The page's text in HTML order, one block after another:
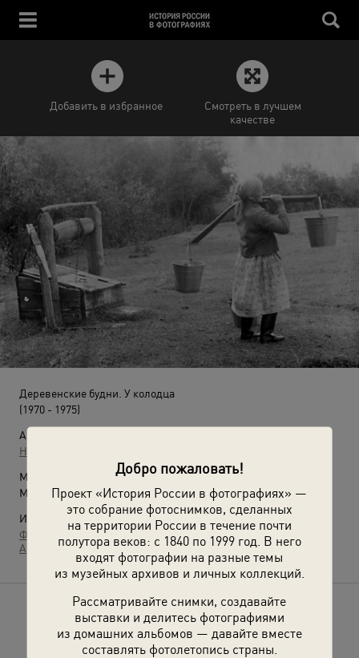
Добро пожаловать!
Проект «История России в фотографиях» —
это собрание фотоснимков, сделанных
на территории России в течение почти
полутора веков: с 1840 по 1999 год. В него
входят фотографии на разные темы
из музейных архивов и личных коллекций.
Рассматривайте снимки, создавайте
выставки и делитесь фотографиями
из домашних альбомов — давайте вместе
составлять фотолетопись страны.
Добавить в избранное
Смотреть в лучшем
качестве
Деревенские будни. У колодца
(1970 - 1975)
Автор:
Неизвестный автор
Место съемки:
Московская обл.
Источники:
Фотографии пользователей russiainphoto.ru
Архив Евгения Викторовича Ахматова
Расскажите друзьям об этом фото